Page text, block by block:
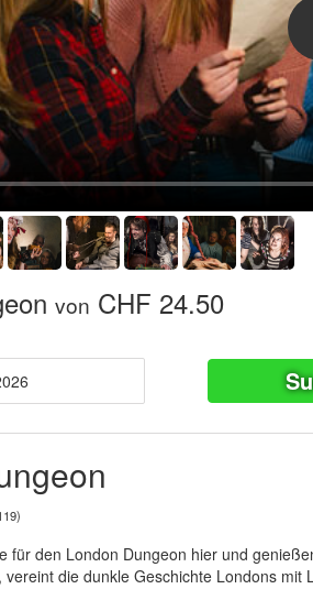
von CHF 24.50
für den London Dungeon hier und
die dunkle Geschichte Londons